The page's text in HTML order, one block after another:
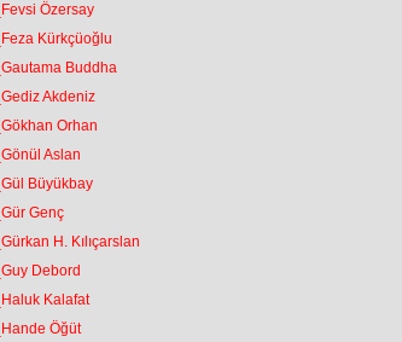
_Fevsi Özersay
_Feza Kürkçüoğlu
_Gautama Buddha
_Gediz Akdeniz
_Gökhan Orhan
_Gönül Aslan
_Gül Büyükbay
_Gür Genç
_Gürkan H. Kılıçarslan
_Guy Debord
_Haluk Kalafat
_Hande Öğüt